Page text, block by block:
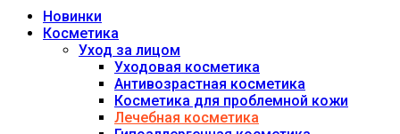
Новинки
Косметика
Уход за лицом
Уходовая косметика
Антивозрастная косметика
Косметика для проблемной кожи
Лечебная косметика